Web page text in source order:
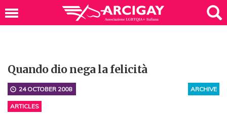
Quando dio nega la felicità
ARCHIVE
24 OCTOBER 2008
ARTICLES